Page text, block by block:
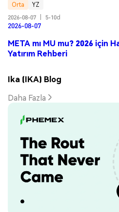
Orta
YZ
2026-08-07
5-10d
2026-08-07
META mı MU mu? 2026 için
Yatırım Rehberi
Ika (IKA) Blog
Daha Fazla